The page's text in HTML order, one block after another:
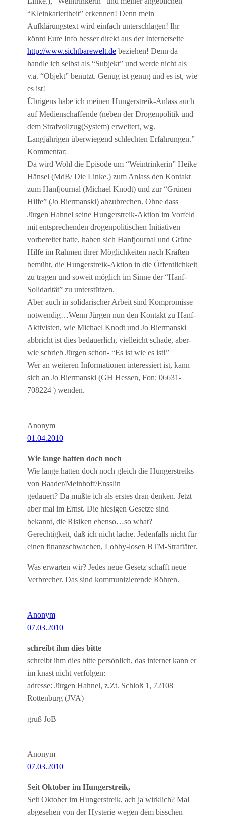
“Kleinkariertheit” erkennen! Denn mein
Aufklärungstext wird einfach unterschlagen! Ihr
könnt Eure Info besser direkt aus der Internetseite
http://www.sichtbarewelt.de beziehen! Denn da
handle ich selbst als “Subjekt” und werde nicht als
v.a. “Objekt” benutzt. Genug ist genug und es ist, wie
es ist!
Übrigens habe ich meinen Hungerstreik-Anlass auch
auf Medienschaffende (neben der Drogenpolitik und
dem Strafvollzug(System) erweitert, wg.
Langjährigen überwiegend schlechten Erfahrungen.”
Kommentar:
Da wird Wohl die Episode um “Weintrinkerin” Heike
Hänsel (MdB/ Die Linke.) zum Anlass den Kontakt
zum Hanfjournal (Michael Knodt) und zur “Grünen
Hilfe” (Jo Biermanski) abzubrechen. Ohne dass
Jürgen Hahnel seine Hungerstreik-Aktion im Vorfeld
mit entsprechenden drogenpolitischen Initiativen
vorbereitet hatte, haben sich Hanfjournal und Grüne
Hilfe im Rahmen ihrer Möglichkeiten nach Kräften
bemüht, die Hungerstreik-Aktion in die Öffentlichkeit
zu tragen und soweit möglich im Sinne der “Hanf-
Solidarität” zu unterstützen.
Aber auch in solidarischer Arbeit sind Kompromisse
notwendig…Wenn Jürgen nun den Kontakt zu Hanf-
Aktivisten, wie Michael Knodt und Jo Biermanski
abbricht ist dies bedauerlich, vielleicht schade, aber-
wie schrieb Jürgen schon- “Es ist wie es ist!”
Wer an weiteren Informationen interessiert ist, kann
sich an Jo Biermanski (GH Hessen, Fon: 06631-
708224 ) wenden.
Anonym
01.04.2010
Wie lange hatten doch noch
Wie lange hatten doch noch gleich die Hungerstreiks
von Baader/Meinhoff/Ensslin
gedauert? Da mußte ich als erstes dran denken. Jetzt
aber mal im Ernst. Die hiesigen Gesetze sind
bekannt, die Risiken ebenso…so what?
Gerechtigkeit, daß ich nicht lache. Jedenfalls nicht für
einen finanzschwachen, Lobby-losen BTM-Straftäter.
Was erwarten wir? Jedes neue Gesetz schafft neue
Verbrecher. Das sind kommunizierende Röhren.
Anonym
07.03.2010
schreibt ihm dies bitte
schreibt ihm dies bitte persönlich, das internet kann er
im knast nicht verfolgen:
adresse: Jürgen Hahnel, z.Zt. Schloß 1, 72108
Rottenburg (JVA)
gruß JoB
Anonym
07.03.2010
Seit Oktober im Hungerstreik,
Seit Oktober im Hungerstreik, ach ja wirklich? Mal
abgesehen von der Hysterie wegen dem bisschen